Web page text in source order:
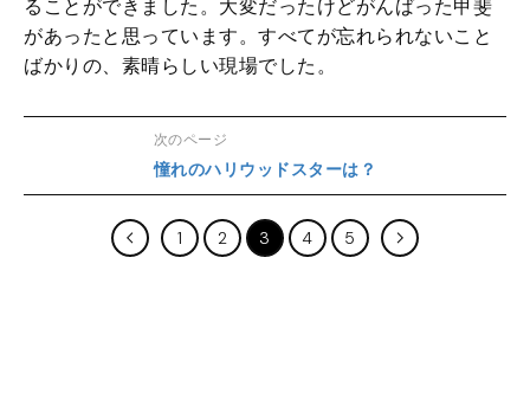
ることができました。大変だったけどがんばった甲斐
があったと思っています。すべてが忘れられないこと
ばかりの、素晴らしい現場でした。
次のページ
憧れのハリウッドスターは？
1 2 3 4 5